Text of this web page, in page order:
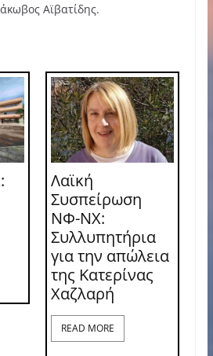
Αϊβατίδης.
Λαϊκή
Συσπείρωση
ΝΦ-ΝΧ:
Συλλυπητήρια
για την απώλεια
της Κατερίνας
Χαζλαρή
READ MORE